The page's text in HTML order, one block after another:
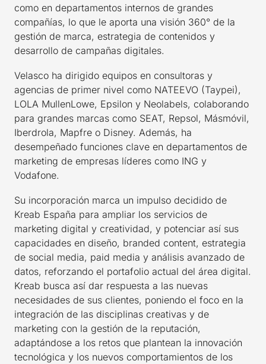
como en departamentos internos de grandes
compañías, lo que le aporta una visión 360° de la
gestión de marca, estrategia de contenidos y
desarrollo de campañas digitales.
Velasco ha dirigido equipos en consultoras y
agencias de primer nivel como NATEEVO (Taypei),
LOLA MullenLowe, Epsilon y Neolabels, colaborando
para grandes marcas como SEAT, Repsol, Másmóvil,
Iberdrola, Mapfre o Disney. Además, ha
desempeñado funciones clave en departamentos de
marketing de empresas líderes como ING y
Vodafone.
Su incorporación marca un impulso decidido de
Kreab España para ampliar los servicios de
marketing digital y creatividad, y potenciar así sus
capacidades en diseño, branded content, estrategia
de social media, paid media y análisis avanzado de
datos, reforzando el portafolio actual del área digital.
Kreab busca así dar respuesta a las nuevas
necesidades de sus clientes, poniendo el foco en la
integración de las disciplinas creativas y de
marketing con la gestión de la reputación,
adaptándose a los retos que plantean la innovación
tecnológica y los nuevos comportamientos de los